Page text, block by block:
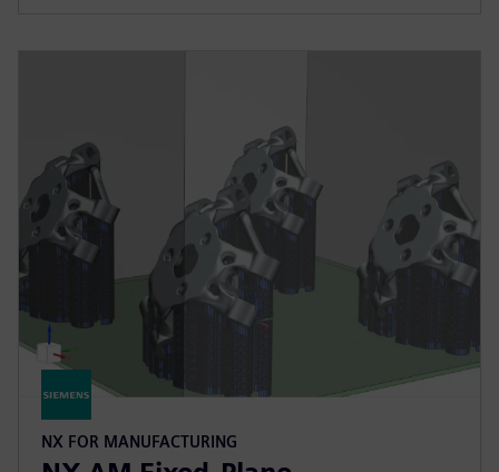
NX FOR MANUFACTURING